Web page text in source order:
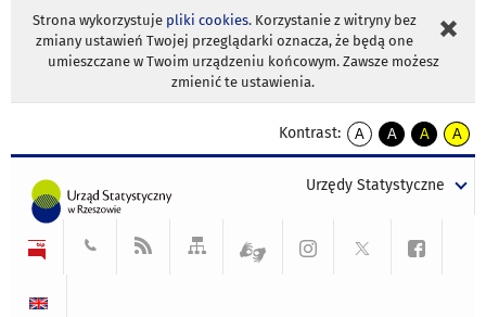
Strona wykorzystuje pliki cookies. Korzystanie z witryny bez
zmiany ustawień Twojej przeglądarki oznacza, że będą one
umieszczane w Twoim urządzeniu końcowym. Zawsze możesz
zmienić te ustawienia.
Kontrast:
A
kontrast
A
kontrast
tekst
czarnym
A
kontrast
tekst
czarnym
A
tekst
żółtym
Urzędy Statystyczne